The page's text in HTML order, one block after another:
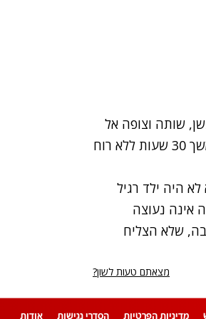
שותה וצופה אל
הרחוב", הם מספרים. קולסניקוב, שנרצח באכזריות בדקירות סכין ונותר במשך 30 שעות ללא רוח
היה ילד רגיל
אינה נעוצה
שלא הצליח
מצאתם טעות לשון?
מדיניות הפרטיות הסדרי נגישות אודות